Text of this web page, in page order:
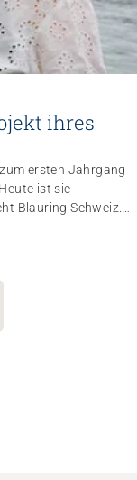
ihres
ersten Jahrgang
ist sie
Blauring Schweiz.